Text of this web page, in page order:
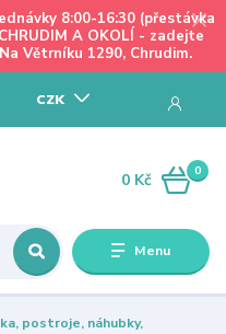
8:00-16:30 (přestávka
A OKOLÍ - zadejte
Větrníku 1290, Chrudim.
Menu
CZK
0
0 Kč
postroje, náhubky,